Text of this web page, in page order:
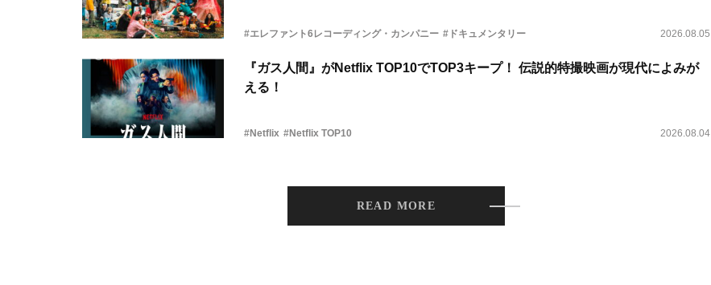
#エレファント6レコーディング・カンパニー #ドキュメンタリー 2026.08.05
『ガス人間』がNetflix TOP10でTOP3キープ！ 伝説的特撮映画が現代によみが
える！
#Netflix #Netflix TOP10 2026.08.04
READ MORE